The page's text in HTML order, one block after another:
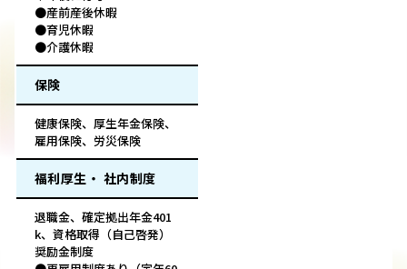
●産前産後休暇
●育児休暇
●介護休暇
保険
健康保険、厚生年金保険、
雇用保険、労災保険
福利厚生・ 社内制度
退職金、確定拠出年金401
k、資格取得（自己啓発）
奨励金制度